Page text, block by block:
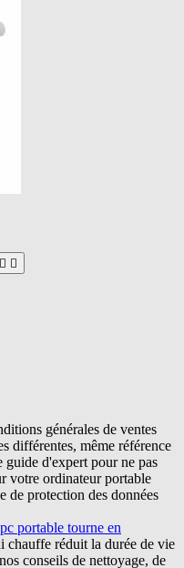
 
générales de ventes
différentes, même référence
d'expert pour ne pas
votre ordinateur portable
de protection des données
portable tourne en
chauffe réduit la durée de vie
conseils de nettoyage, de